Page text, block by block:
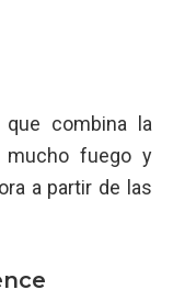
combina la
mucho fuego y
a partir de las